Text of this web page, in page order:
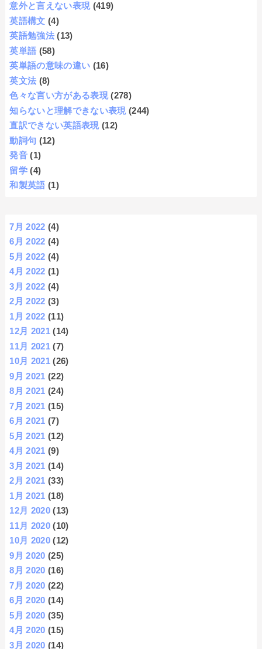
意外と言えない表現 (419)
英語構文 (4)
英語勉強法 (13)
英単語 (58)
英単語の意味の違い (16)
英文法 (8)
色々な言い方がある表現 (278)
知らないと理解できない表現 (244)
直訳できない英語表現 (12)
動詞句 (12)
発音 (1)
留学 (4)
和製英語 (1)
7月 2022 (4)
6月 2022 (4)
5月 2022 (4)
4月 2022 (1)
3月 2022 (4)
2月 2022 (3)
1月 2022 (11)
12月 2021 (14)
11月 2021 (7)
10月 2021 (26)
9月 2021 (22)
8月 2021 (24)
7月 2021 (15)
6月 2021 (7)
5月 2021 (12)
4月 2021 (9)
3月 2021 (14)
2月 2021 (33)
1月 2021 (18)
12月 2020 (13)
11月 2020 (10)
10月 2020 (12)
9月 2020 (25)
8月 2020 (16)
7月 2020 (22)
6月 2020 (14)
5月 2020 (35)
4月 2020 (15)
3月 2020 (14)